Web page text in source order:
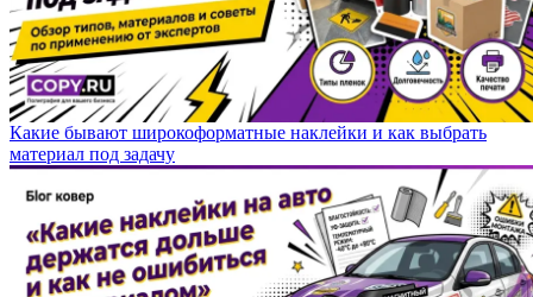
Какие бывают широкоформатные наклейки и как выбрать
материал под задачу